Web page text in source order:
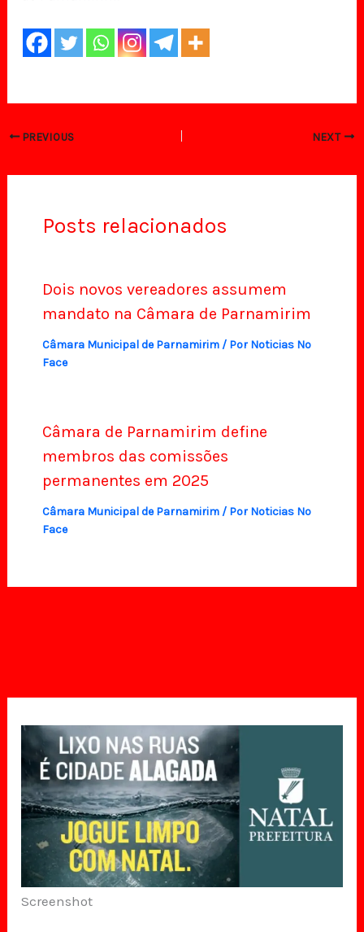
Screenshot
PREVIOUS NEXT
Posts relacionados
Dois novos vereadores assumem
mandato na Câmara de Parnamirim
Câmara Municipal de Parnamirim/ Por Noticias No
Face
Câmara de Parnamirim define
membros das comissões
permanentes em 2025
Câmara Municipal de Parnamirim/ Por Noticias No
Face